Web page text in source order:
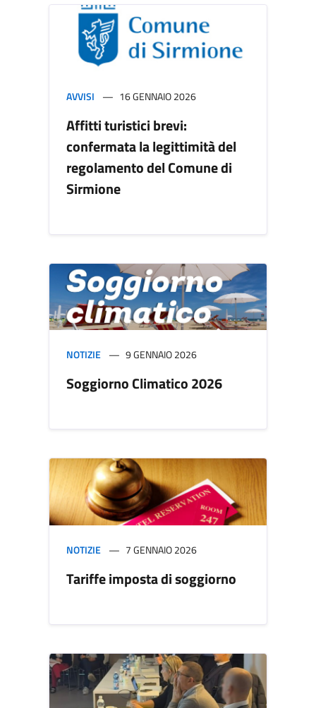
AVVISI 16 GENNAIO 2026
Affitti turistici brevi:
confermata la legittimità del
regolamento del Comune di
Sirmione
NOTIZIE 9 GENNAIO 2026
Soggiorno Climatico 2026
NOTIZIE 7 GENNAIO 2026
Tariffe imposta di soggiorno